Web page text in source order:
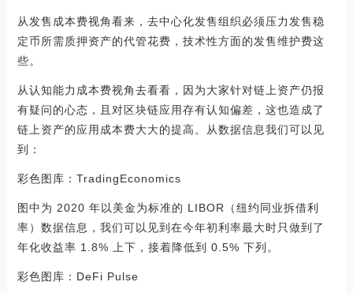
从发售成本费视角看来，去中心化发售组织必须压力发售稳
定币所需质押资产的代管花费，技术性方面的发售维护费这
些。
从认知能力成本费视角去看看，因为大家针对链上资产仍报
有疑问的心态，且对区块链应用存有认知偏差，这也造成了
链上资产的应用成本费大大的提高。从数据信息我们可以见
到：
彩色图库：TradingEconomics
图中为 2020 年以美金为标准的 LIBOR（纽约同业拆借利
率）数据信息，我们可以见到在今年初利率最大时只做到了
年化收益率 1.8% 上下，接着降低到 0.5% 下列。
彩色图库：DeFi Pulse